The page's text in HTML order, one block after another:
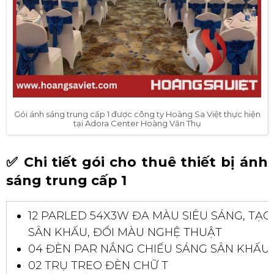
Gói ánh sáng trung cấp 1 được công ty Hoàng Sa Việt thực hiện
tại Adora Center Hoàng Văn Thụ
✅ Chi tiết gói cho thuê thiết bị ánh
sáng trung cấp 1
12 PARLED 54X3W ĐA MÀU SIÊU SÁNG,
SÂN KHẤU, ĐỔI MÀU NGHỆ THUẬT
04 ĐÈN PAR NẮNG CHIẾU SÁNG SÂN KHẤU
02 TRỤ TREO ĐÈN CHỮ T